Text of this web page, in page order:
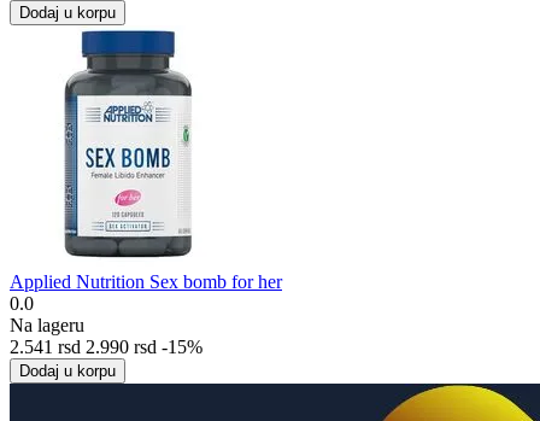
Dodaj u korpu
Applied Nutrition Sex bomb for her
0.0
Na lageru
2.541 rsd 2.990 rsd -15%
Dodaj u korpu